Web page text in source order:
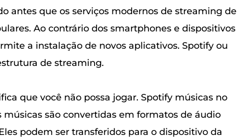
antes que os serviços modernos de streaming de
Ao contrário dos smartphones e dispositivos
a instalação de novos aplicativos. Spotify ou
de streaming.
que você não possa jogar. Spotify músicas no
músicas são convertidas em formatos de áudio
podem ser transferidos para o dispositivo da